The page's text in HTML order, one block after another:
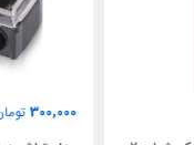
تومان